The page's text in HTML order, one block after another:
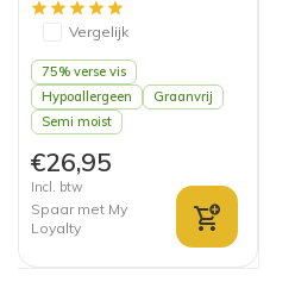
Vergelijk
75% verse vis
Hypoallergeen
Graanvrij
Semi moist
€26,95
Incl. btw
Spaar met My
Loyalty